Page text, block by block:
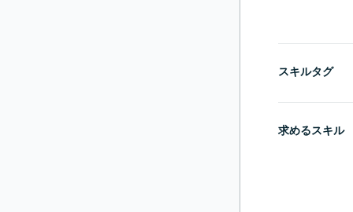
スキルタグ
求めるスキル